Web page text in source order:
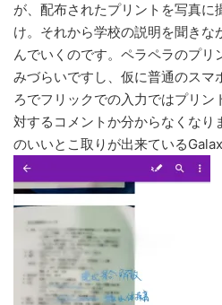
が、配布されたプリントを写真
け。それから学校の説明を聞き
んでいくのです。ペラペラのプリ
みづらいですし、仮に普通のスマ
ろでフリックでの入力ではプリン
対するコメントか分からなくなり
のいいとこ取りが出来ている